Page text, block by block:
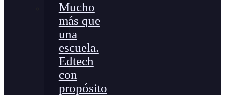
Mucho
más que
una
escuela.
Edtech
con
propósito